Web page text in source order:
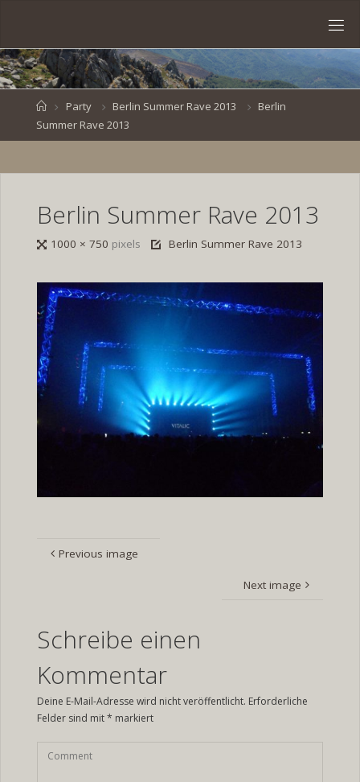
content
VEN
BR
HomeParty Berlin Summer Rave 2013
Berlin
Summer Rave 2013
Berlin Summer Rave 2013
Full1000 × 750 pixels Berlin Summer Rave 2013
Previous image
Next image
Schreibe einen
Kommentar
Deine E-Mail-Adresse wird nicht veröffentlicht. Erforderliche
Felder sind mit* markiert